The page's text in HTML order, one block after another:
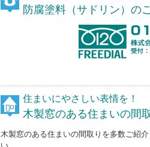
防腐塗料（サドリン）の
住まいにやさしい表情を！
木製窓のある住まいの間
木製窓のある住まいの間取りを多数ご紹